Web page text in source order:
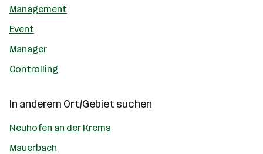
Management
Event
Manager
Controlling
In anderem Ort/Gebiet suchen
Neuhofen an der Krems
Mauerbach